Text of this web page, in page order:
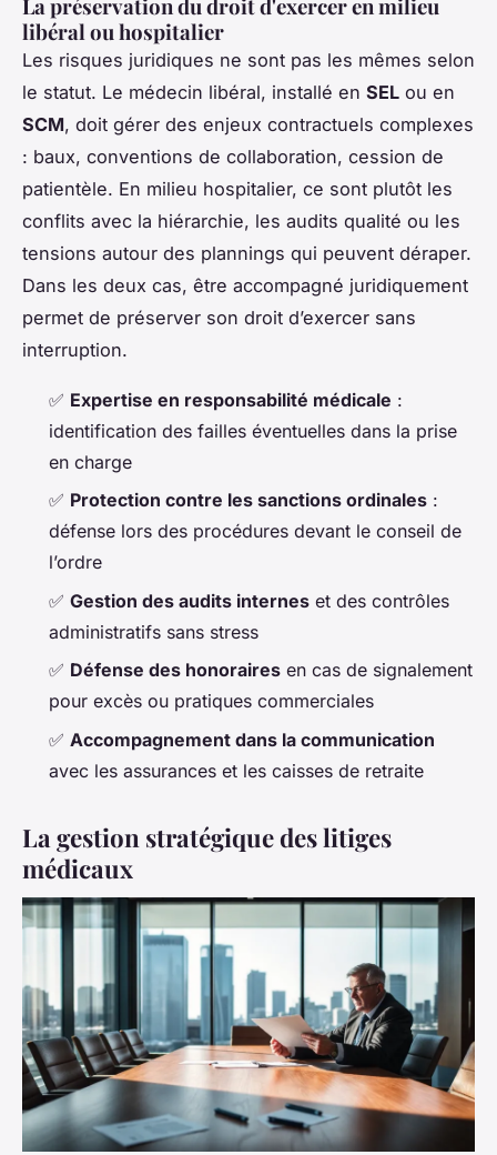
La préservation du droit d'exercer en milieu
libéral ou hospitalier
Les risques juridiques ne sont pas les mêmes selon
le statut. Le médecin libéral, installé en SEL ou en
SCM, doit gérer des enjeux contractuels complexes
: baux, conventions de collaboration, cession de
patientèle. En milieu hospitalier, ce sont plutôt les
conflits avec la hiérarchie, les audits qualité ou les
tensions autour des plannings qui peuvent déraper.
Dans les deux cas, être accompagné juridiquement
permet de préserver son droit d’exercer sans
interruption.
✅ Expertise en responsabilité médicale :
identification des failles éventuelles dans la prise
en charge
✅ Protection contre les sanctions ordinales :
défense lors des procédures devant le conseil de
l’ordre
✅ Gestion des audits internes et des contrôles
administratifs sans stress
✅ Défense des honoraires en cas de signalement
pour excès ou pratiques commerciales
✅ Accompagnement dans la communication
avec les assurances et les caisses de retraite
La gestion stratégique des litiges
médicaux